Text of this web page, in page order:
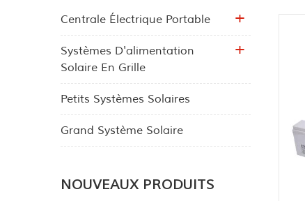
Centrale Électrique Portable
Systèmes D'alimentation
Solaire En Grille
Petits Systèmes Solaires
Grand Système Solaire
NOUVEAUX PRODUITS